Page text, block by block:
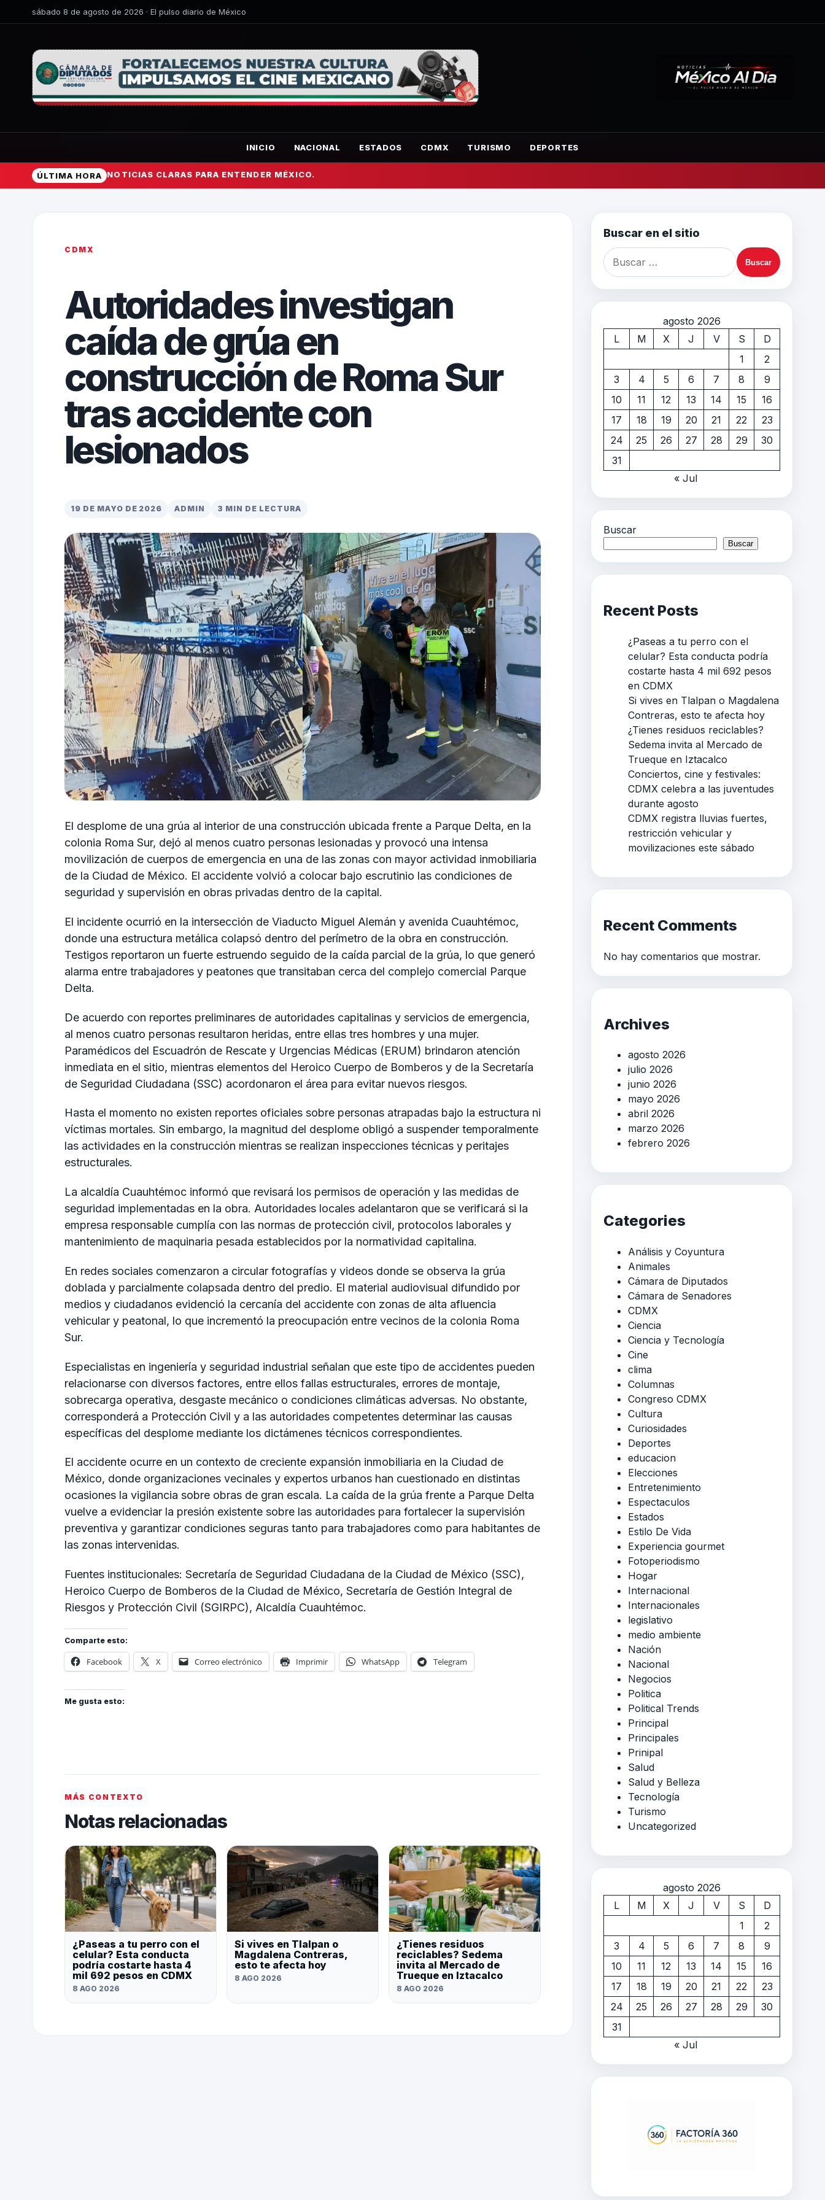
sábado 8 de agosto de 2026 · El pulso diario de México
INICIO NACIONAL ESTADOS CDMX TURISMO DEPORTES
ÚLTIMA HORA NOTICIAS CLARAS PARA ENTENDER MÉXICO.
CDMX
Autoridades investigan
caída de grúa en
construcción de Roma Sur
tras accidente con
lesionados
19 DE MAYO DE 2026 ADMIN 3 MIN DE LECTURA
El desplome de una grúa al interior de una construcción ubicada frente a Parque Delta, en la
colonia Roma Sur, dejó al menos cuatro personas lesionadas y provocó una intensa
movilización de cuerpos de emergencia en una de las zonas con mayor actividad inmobiliaria
de la Ciudad de México. El accidente volvió a colocar bajo escrutinio las condiciones de
seguridad y supervisión en obras privadas dentro de la capital.
El incidente ocurrió en la intersección de Viaducto Miguel Alemán y avenida Cuauhtémoc,
donde una estructura metálica colapsó dentro del perímetro de la obra en construcción.
Testigos reportaron un fuerte estruendo seguido de la caída parcial de la grúa, lo que generó
alarma entre trabajadores y peatones que transitaban cerca del complejo comercial Parque
Delta.
De acuerdo con reportes preliminares de autoridades capitalinas y servicios de emergencia,
al menos cuatro personas resultaron heridas, entre ellas tres hombres y una mujer.
Paramédicos del Escuadrón de Rescate y Urgencias Médicas (ERUM) brindaron atención
inmediata en el sitio, mientras elementos del Heroico Cuerpo de Bomberos y de la Secretaría
de Seguridad Ciudadana (SSC) acordonaron el área para evitar nuevos riesgos.
Hasta el momento no existen reportes oficiales sobre personas atrapadas bajo la estructura ni
víctimas mortales. Sin embargo, la magnitud del desplome obligó a suspender temporalmente
las actividades en la construcción mientras se realizan inspecciones técnicas y peritajes
estructurales.
La alcaldía Cuauhtémoc informó que revisará los permisos de operación y las medidas de
seguridad implementadas en la obra. Autoridades locales adelantaron que se verificará si la
empresa responsable cumplía con las normas de protección civil, protocolos laborales y
mantenimiento de maquinaria pesada establecidos por la normatividad capitalina.
En redes sociales comenzaron a circular fotografías y videos donde se observa la grúa
doblada y parcialmente colapsada dentro del predio. El material audiovisual difundido por
medios y ciudadanos evidenció la cercanía del accidente con zonas de alta afluencia
vehicular y peatonal, lo que incrementó la preocupación entre vecinos de la colonia Roma
Sur.
Especialistas en ingeniería y seguridad industrial señalan que este tipo de accidentes pueden
relacionarse con diversos factores, entre ellos fallas estructurales, errores de montaje,
sobrecarga operativa, desgaste mecánico o condiciones climáticas adversas. No obstante,
corresponderá a Protección Civil y a las autoridades competentes determinar las causas
específicas del desplome mediante los dictámenes técnicos correspondientes.
El accidente ocurre en un contexto de creciente expansión inmobiliaria en la Ciudad de
México, donde organizaciones vecinales y expertos urbanos han cuestionado en distintas
ocasiones la vigilancia sobre obras de gran escala. La caída de la grúa frente a Parque Delta
vuelve a evidenciar la presión existente sobre las autoridades para fortalecer la supervisión
preventiva y garantizar condiciones seguras tanto para trabajadores como para habitantes de
las zonas intervenidas.
Fuentes institucionales: Secretaría de Seguridad Ciudadana de la Ciudad de México (SSC),
Heroico Cuerpo de Bomberos de la Ciudad de México, Secretaría de Gestión Integral de
Riesgos y Protección Civil (SGIRPC), Alcaldía Cuauhtémoc.
Comparte esto:
Facebook X Correo electrónico Imprimir WhatsApp Telegram
Me gusta esto:
MÁS CONTEXTO
Notas relacionadas
¿Paseas a tu perro con el
celular? Esta conducta
podría costarte hasta 4
mil 692 pesos en CDMX
8 AGO 2026
Si vives en Tlalpan o
Magdalena Contreras,
esto te afecta hoy
8 AGO 2026
¿Tienes residuos
reciclables? Sedema
invita al Mercado de
Trueque en Iztacalco
8 AGO 2026
Buscar en el sitio
agosto 2026
L
M X J V S
D
1
2
3
4 5 6 7 8
9
10
11 12 13 14 15
16
17
18 19 20 21 22
23
24
25 26 27 28 29
30
31
« Jul
Buscar
Buscar
Recent Posts
¿Paseas a tu perro con el
celular? Esta conducta podría
costarte hasta 4 mil 692 pesos
en CDMX
Si vives en Tlalpan o Magdalena
Contreras, esto te afecta hoy
¿Tienes residuos reciclables?
Sedema invita al Mercado de
Trueque en Iztacalco
Conciertos, cine y festivales:
CDMX celebra a las juventudes
durante agosto
CDMX registra lluvias fuertes,
restricción vehicular y
movilizaciones este sábado
Recent Comments
No hay comentarios que mostrar.
Archives
agosto 2026
julio 2026
junio 2026
mayo 2026
abril 2026
marzo 2026
febrero 2026
Categories
Análisis y Coyuntura
Animales
Cámara de Diputados
Cámara de Senadores
CDMX
Ciencia
Ciencia y Tecnología
Cine
clima
Columnas
Congreso CDMX
Cultura
Curiosidades
Deportes
educacion
Elecciones
Entretenimiento
Espectaculos
Estados
Estilo De Vida
Experiencia gourmet
Fotoperiodismo
Hogar
Internacional
Internacionales
legislativo
medio ambiente
Nación
Nacional
Negocios
Politica
Political Trends
Principal
Principales
Prinipal
Salud
Salud y Belleza
Tecnología
Turismo
Uncategorized
agosto 2026
L
M X J V S
D
1
2
3
4 5 6 7 8
9
10
11 12 13 14 15
16
17
18 19 20 21 22
23
24
25 26 27 28 29
30
31
« Jul